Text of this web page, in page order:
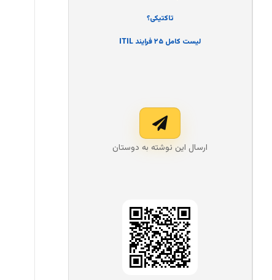
تاکتیکی؟
لیست کامل ۲۵ فرایند ITIL
ارسال این نوشته به دوستان‌